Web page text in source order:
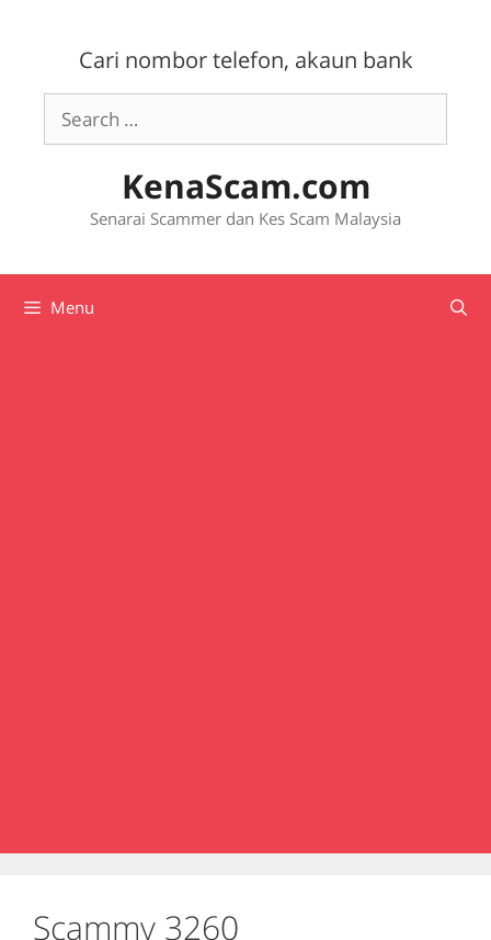
Cari nombor telefon, akaun bank
Search
for:
KenaScam.com
Senarai Scammer dan Kes Scam Malaysia
Menu
Scammy 3260